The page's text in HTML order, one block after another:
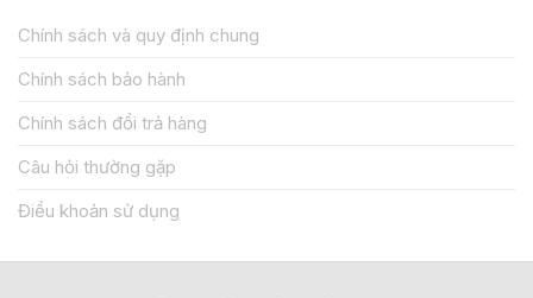
Chính sách và quy định chung
Chính sách bảo hành
Chính sách đổi trả hàng
Câu hỏi thường gặp
Điều khoản sử dụng